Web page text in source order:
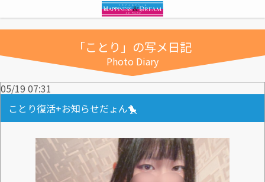
「ことり」の写メ日記
Photo Diary
05/19 07:31
ことり復活+お知らせだょん🐤